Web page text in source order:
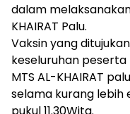
dalam
KHAIRAT Palu.
Vaksin yang
keseluruhan
MTS AL-KHAIRAT
selama kurang lebih